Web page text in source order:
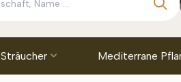
Sträucher Mediterrane